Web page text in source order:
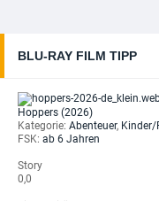
BLU-RAY FILM TIPP
Hoppers (2026)
Kategorie: Abenteuer,
FSK: ab 6 Jahren
Story
0,0